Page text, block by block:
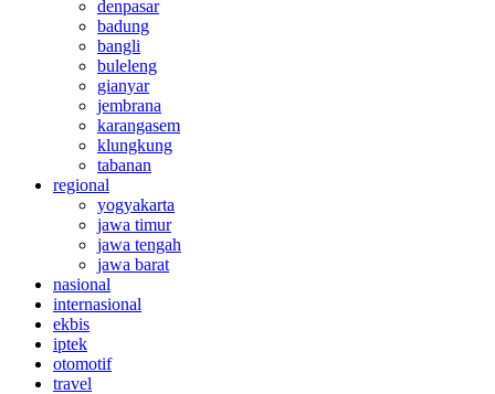
denpasar
badung
bangli
buleleng
gianyar
jembrana
karangasem
klungkung
tabanan
regional
yogyakarta
jawa timur
jawa tengah
jawa barat
nasional
internasional
ekbis
iptek
otomotif
travel